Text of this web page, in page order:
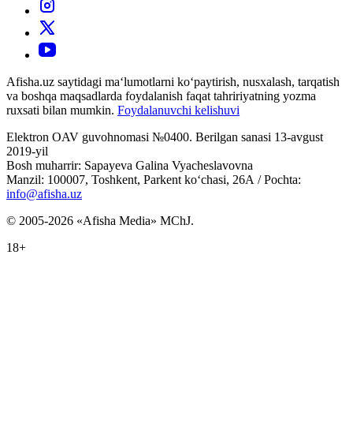
Afisha.uz saytidagi ma‘lumotlarni ko‘paytirish, nusxalash, tarqatish
va boshqa maqsadlarda foydalanish faqat tahririyatning yozma
ruxsati bilan mumkin. Foydalanuvchi kelishuvi
Elektron OAV guvohnomasi №0400. Berilgan sanasi 13-avgust
2019-yil
Bosh muharrir: Sapayeva Galina Vyacheslavovna
Manzil: 100007, Toshkent, Parkent ko‘chasi, 26А / Pochta:
info@afisha.uz
© 2005-2026 «Afisha Media» MChJ.
18+